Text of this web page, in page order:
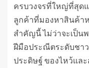
ครบวงจรที่ใหญ่ที่สุด
ลูกค้าที่มองหาสินค้า
สำคัญนี้ ไม่ว่าจะเป็น
ฝีมือประณีตระดับชา
ประดิษฐ์ ของไหว้แ